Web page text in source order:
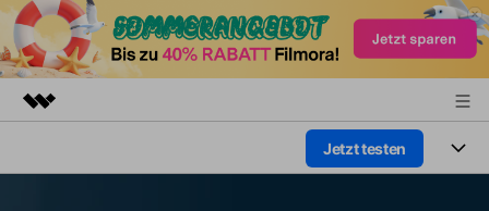
Jetzt testen